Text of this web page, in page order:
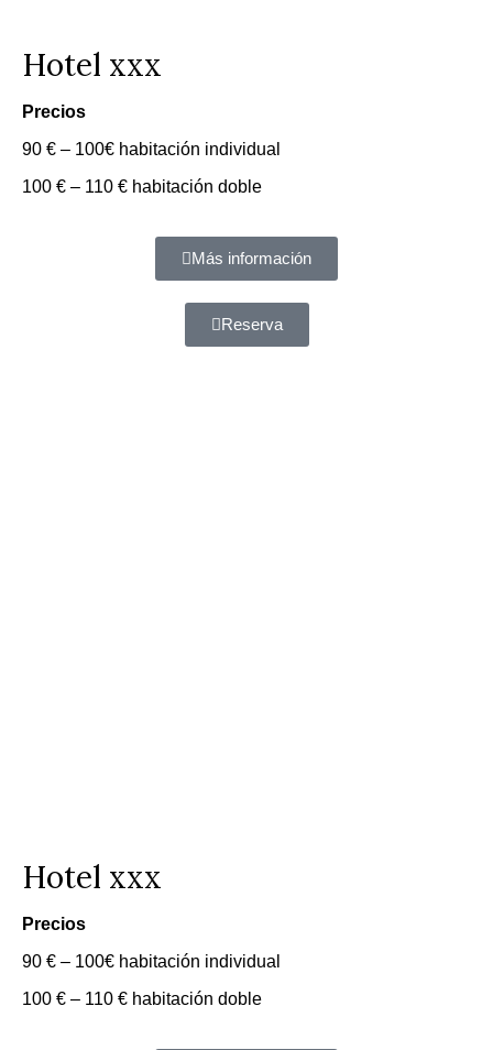
Hotel xxx
Precios
90 € – 100€ habitación individual
100 € – 110 € habitación doble
Más información
Reserva
Hotel xxx
Precios
90 € – 100€ habitación individual
100 € – 110 € habitación doble